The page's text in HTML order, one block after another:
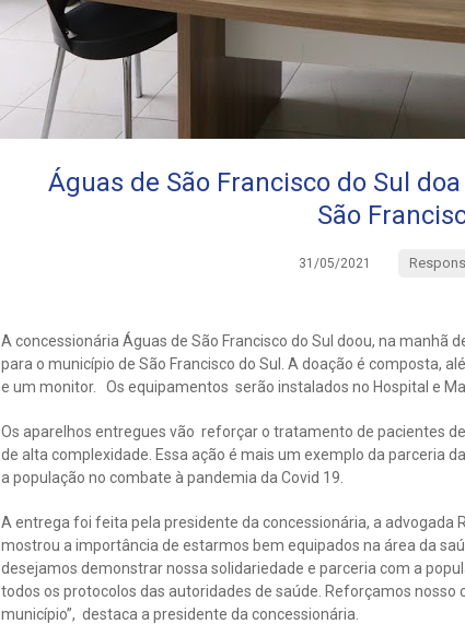
Águas de São Francisco do Sul
São
31/05/2021
A concessionária Águas de São Francisco do Sul doou, na
para o município de São Francisco do Sul. A doação é composta,
e um monitor. Os equipamentos serão instalados no Hospital e
Os aparelhos entregues vão reforçar o tratamento de pacientes
de alta complexidade. Essa ação é mais um exemplo da parceria
a população no combate à pandemia da Covid 19.
A entrega foi feita pela presidente da concessionária, a advogada
mostrou a importância de estarmos bem equipados na área da
desejamos demonstrar nossa solidariedade e parceria com a
todos os protocolos das autoridades de saúde. Reforçamos
município”, destaca a presidente da concessionária.